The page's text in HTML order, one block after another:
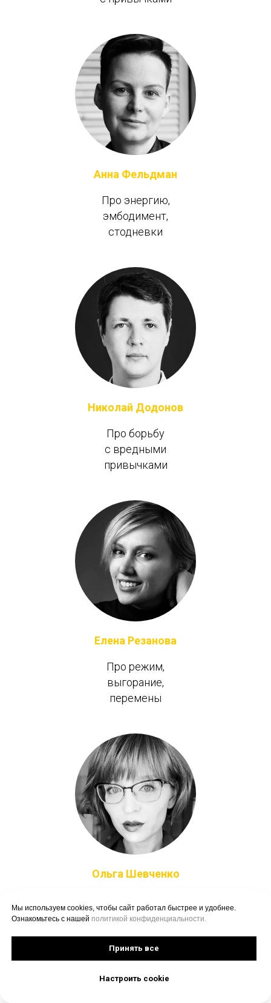
Анна Фельдман
Про энергию,
эмбодимент,
стодневки
Николай Додонов
Про борьбу
с вредными
привычками
Елена Резанова
Про режим,
выгорание,
перемены
Ольга Шевченко
на удалёнке
Мы используем cookies, чтобы сайт работал быстрее и удобнее.
Ознакомьтесь с нашей политикой конфиденциальности.
Принять все
Настроить cookie